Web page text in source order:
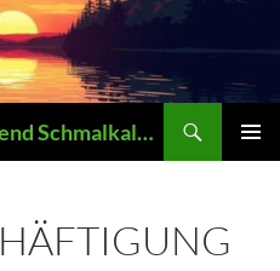
Reisetagebuch der ev. Jugend Schmalkalden